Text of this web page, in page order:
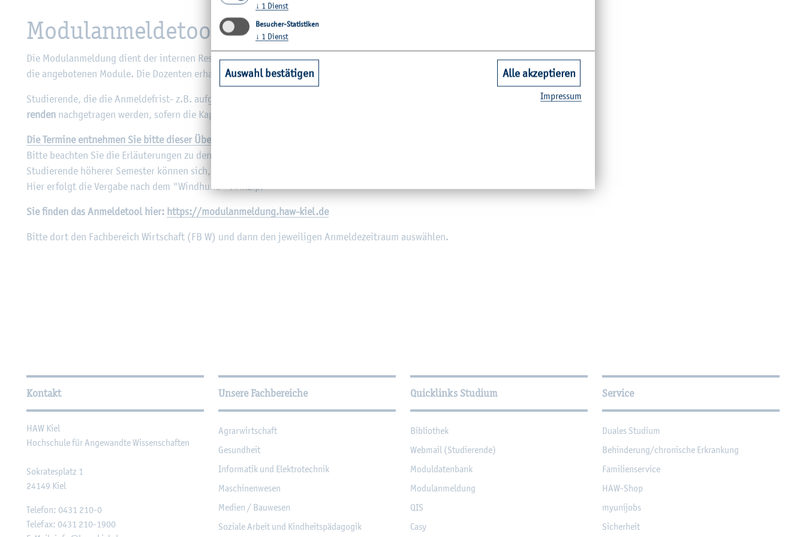
Mo­du­l­an­mel­de­tool
Die Mo­du­l­an­mel­dung dient der in­ter­nen Res­sour­cen­kal­ku­la­ti­on und einer mög­lichst gleich­mä­ßi­gen Ver­tei­lung der Stu­die­ren­den auf
die an­ge­bo­te­nen Mo­du­le. Die Do­zen­ten er­hal­ten nach der An­mel­de­frist eine
Stu­die­ren­de, die die An­mel­de­frist- z.B. auf­grund feh­len­der Zu­gangs­da­ten- nicht ein­hal­ten konn­ten, kön­nen über die
je­weils Leh­
ren­den nach­ge­tra­gen wer­den, so­fern die Ka­pa­zi­tä­ten dies zu­las­sen.
Die Ter­mi­ne ent­neh­men Sie bitte die­ser Über­sicht
Bitte be­ach­ten Sie die Er­läu­te­run­gen zu den ein­zel­nen Pha­sen auf Seite 2.
Stu­die­ren­de hö­he­rer Se­mes­ter kön­nen sich, falls not­wen­dig, für die
Hier er­folgt die Ver­ga­be nach dem "Wind­hund"-Prin­zip.
Sie fin­den das An­mel­de­tool hier: https://​mod​ulan​meld​ung.​haw-​kiel.​de
Bitte dort den Fach­be­reich Wirt­schaft (FB W) und dann den je­wei­li­gen An­mel­de­zeit­raum aus­wäh­len.
Wei­ter­füh­ren­de In­for­ma­tio­nen
Kontakt
HAW Kiel
Hoch­schu­le für An­ge­wand­te Wis­sen­schaf­ten
So­kra­tes­platz 1
24149 Kiel
Te­le­fon: 0431 210-0
Te­le­fax: 0431 210-1900
Unsere Fachbereiche
Agrar­wirt­schaft
Ge­sund­heit
In­for­ma­tik und Elek­tro­tech­nik
Ma­schi­nen­we­sen
Me­di­en / Bau­we­sen
So­zia­le Ar­beit und Kind­heits­päd­ago­gik
Quicklinks Studium
Bi­blio­thek
Web­mail (Stu­die­ren­de)
Mo­dul­da­ten­bank
Mo­du­l­an­mel­dung
QIS
Casy
Service
Dua­les Stu­di­um
Be­hin­de­rung/chro­ni­sche Er­kran­kung
Fa­mi­li­en­ser­vice
HAW-Shop
myu­ni­jobs
Si­cher­heit
↓ 1 Dienst
Besucher-Statistiken
↓ 1 Dienst
Auswahl bestätigen Alle akzeptieren
Im­pres­sum